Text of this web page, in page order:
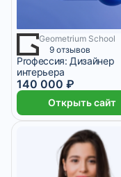
5 833 ₽/мес 8 месяцев
Geometrium School
9 отзывов
Proфессия: Дизайнер
интерьера
140 000 ₽
Открыть сайт